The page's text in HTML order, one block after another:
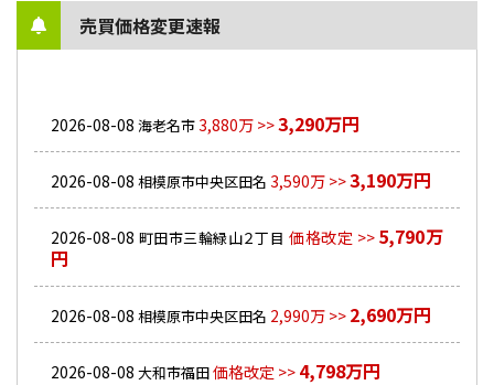
売買価格変更速報
2026-08-08 海老名市3,880万 >>3,290万円
2026-08-08 相模原市中央区田名 3,590万 >>3,190万円
2026-08-08 町田市三輪緑山２丁目 価格改定 >> 5,790万
円
2026-08-08 相模原市中央区田名 2,990万 >> 2,690万円
2026-08-08 大和市福田価格改定 >> 4,798万円